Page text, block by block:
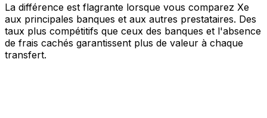
La différence est flagrante lorsque vous comparez Xe
aux principales banques et aux autres prestataires. Des
taux plus compétitifs que ceux des banques et l'absence
de frais cachés garantissent plus de valeur à chaque
transfert.